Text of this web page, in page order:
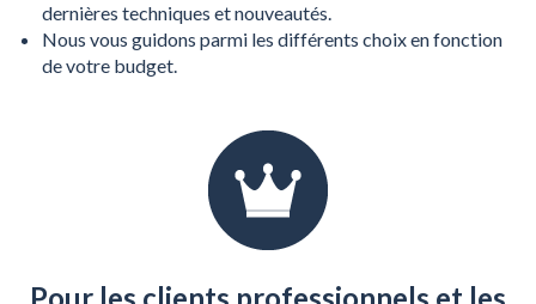
dernières techniques et nouveautés.
Nous vous guidons parmi les différents choix en fonction
de votre budget.